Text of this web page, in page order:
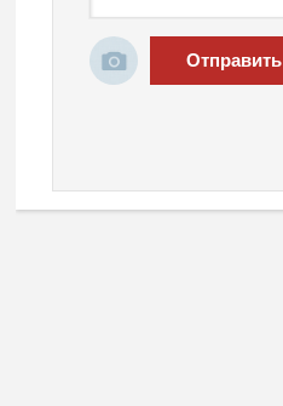
Отправить